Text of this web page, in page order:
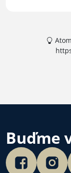
Buďme